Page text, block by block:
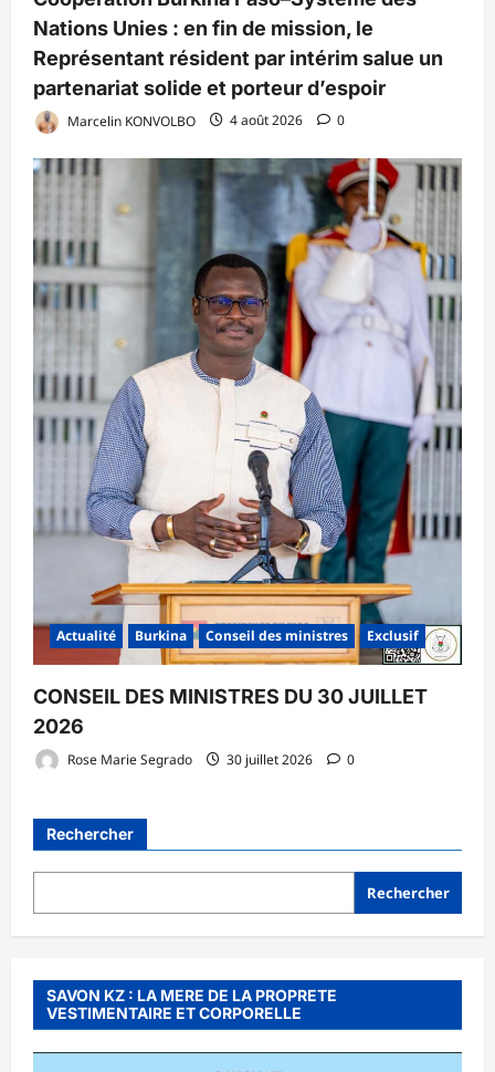
Nations Unies : en fin de mission, le
Représentant résident par intérim salue un
partenariat solide et porteur d’espoir
Marcelin KONVOLBO 4 août 2026 0
Actualité Burkina Conseil des ministres Exclusif
CONSEIL DES MINISTRES DU 30 JUILLET
2026
Rose Marie Segrado 30 juillet 2026 0
Rechercher
Rechercher
SAVON KZ : LA MERE DE LA PROPRETE
VESTIMENTAIRE ET CORPORELLE